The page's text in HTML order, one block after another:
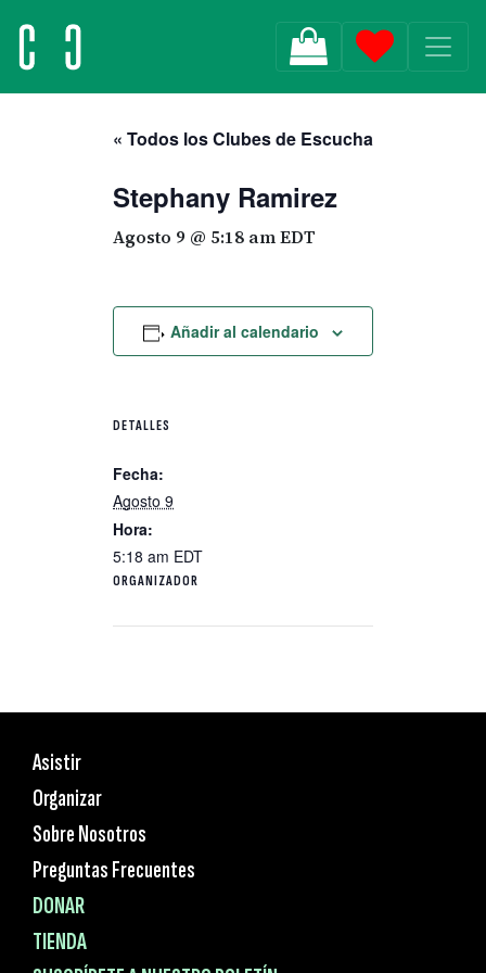
MAIN NAVIGATION
« Todos los Clubes de Escucha
Stephany Ramirez
Agosto 9 @ 5:18 amEDT
Añadir al calendario
DETALLES
Fecha:
Agosto 9
Hora:
5:18 am EDT
ORGANIZADOR
Asistir
Organizar
Sobre Nosotros
Preguntas Frecuentes
DONAR
TIENDA